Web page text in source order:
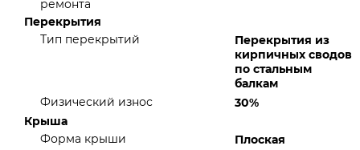
ремонта
Перекрытия
Тип перекрытий
Перекрытия из
кирпичных сводов
по стальным
балкам
Физический износ
30%
Крыша
Форма крыши
Плоская